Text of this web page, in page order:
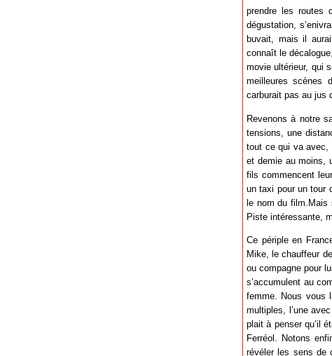
prendre les routes
dégustation,
buvait, mais il
connaît le
movie ultérieur, qui
meilleures scènes
carburait pas au jus
Revenons à notre
tensions, une
tout ce qui va avec,
et demie au moins,
fils commencent
un taxi pour un tour
le nom du film.Mais
Piste intéressante,
Ce périple en
Mike, le chauffeur
ou compagne pour
s’accumulent au
femme. Nous vous
multiples, l’une
plait à penser qu’il
Ferréol. Notons
révéler les sens de